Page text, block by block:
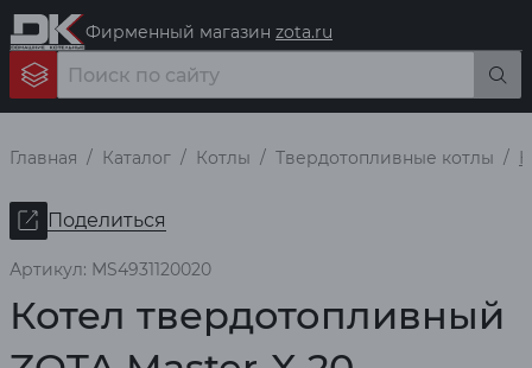
Фирменный магазин zota.ru
Главная Каталог Котлы Твердотопливные котлы
Поделиться
Артикул: MS4931120020
Котел твердотопливный